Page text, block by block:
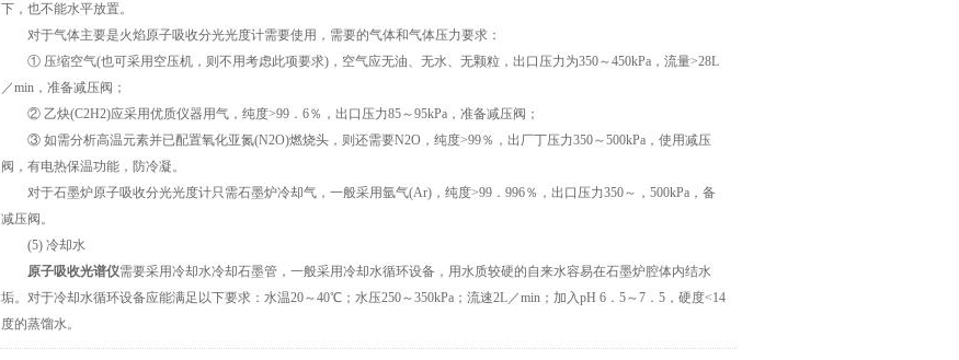
下，也不能水平放置。
对于气体主要是火焰原子吸收分光光度计需要使用，需要的气体和气体压力要求：
① 压缩空气(也可采用空压机，则不用考虑此项要求)，空气应无油、无水、无颗粒，出口压力为350～450kPa，流量>28L
／min，准备减压阀；
② 乙炔(C2H2)应采用优质仪器用气，纯度>99．6％，出口压力85～95kPa，准备减压阀；
③ 如需分析高温元素并已配置氧化亚氮(N2O)燃烧头，则还需要N2O，纯度>99％，出厂丁压力350～500kPa，使用减压
阀，有电热保温功能，防冷凝。
对于石墨炉原子吸收分光光度计只需石墨炉冷却气，一般采用氩气(Ar)，纯度>99．996％，出口压力350～，500kPa，备
减压阀。
(5) 冷却水
原子吸收光谱仪需要采用冷却水冷却石墨管，一般采用冷却水循环设备，用水质较硬的自来水容易在石墨炉腔体内结水
垢。对于冷却水循环设备应能满足以下要求：水温20～40℃；水压250～350kPa；流速2L／min；加入pH 6．5～7．5，硬度<14
度的蒸馏水。